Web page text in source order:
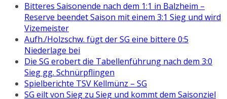
Bitteres Saisonende nach dem 1:1 in Balzheim –
Reserve beendet Saison mit einem 3:1 Sieg und wird
Vizemeister
Aufh./Holzschw. fügt der SG eine bittere 0:5
Niederlage bei
Die SG erobert die Tabellenführung nach dem 3:0
Sieg gg. Schnürpflingen
Spielberichte TSV Kellmünz – SG
SG eilt von Sieg zu Sieg und kommt dem Saisonziel